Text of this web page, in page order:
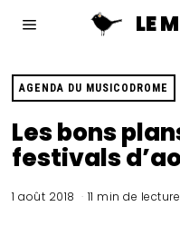
LE
AGENDA DU MUSICODROME
Les bons
festivals
1 août 2018 11 min de lecture